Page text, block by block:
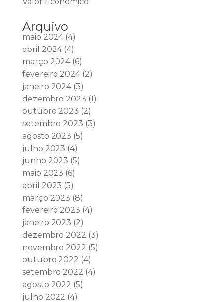
Arquivo
maio 2024(4)
abril 2024(4)
março 2024(6)
fevereiro 2024(2)
janeiro 2024(3)
dezembro 2023 (1)
outubro 2023 (2)
setembro 2023 (3)
agosto 2023 (5)
julho 2023 (4)
junho 2023 (5)
maio 2023 (6)
abril 2023 (5)
março 2023 (8)
fevereiro 2023 (4)
janeiro 2023 (2)
dezembro 2022 (3)
novembro 2022 (5)
outubro 2022 (4)
setembro 2022 (4)
agosto 2022 (5)
julho 2022 (4)